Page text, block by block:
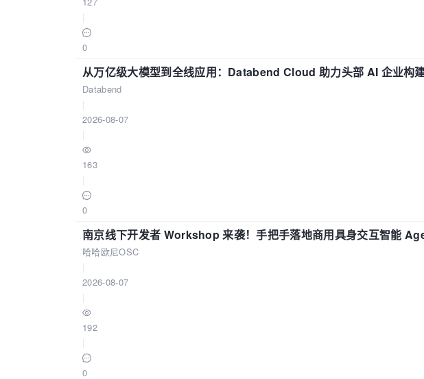
0
从万亿级大模型到全线应用：Databend Cloud 助力头部 AI 企业构
Databend
2026-08-07
163
0
南京线下开发者 Workshop 来袭！手把手落地商用具身交互智能
哈哈欧尼OSC
2026-08-07
192
0